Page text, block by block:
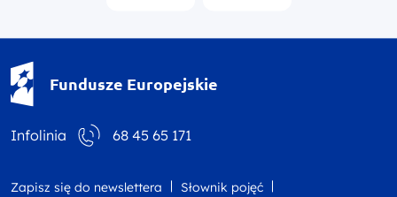
Fundusze Europejskie
Infolinia 68 45 65 171
Zapisz się do newslettera
Słownik pojęć